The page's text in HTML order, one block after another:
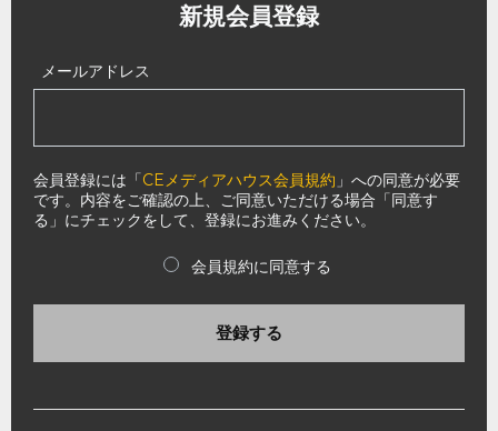
新規会員登録
メールアドレス
会員登録には「CEメディアハウス会員規約 」への同意が必要
です。内容をご確認の上、ご同意いただける場合「同意す
る」にチェックをして、登録にお進みください。
会員規約に同意する
登録する